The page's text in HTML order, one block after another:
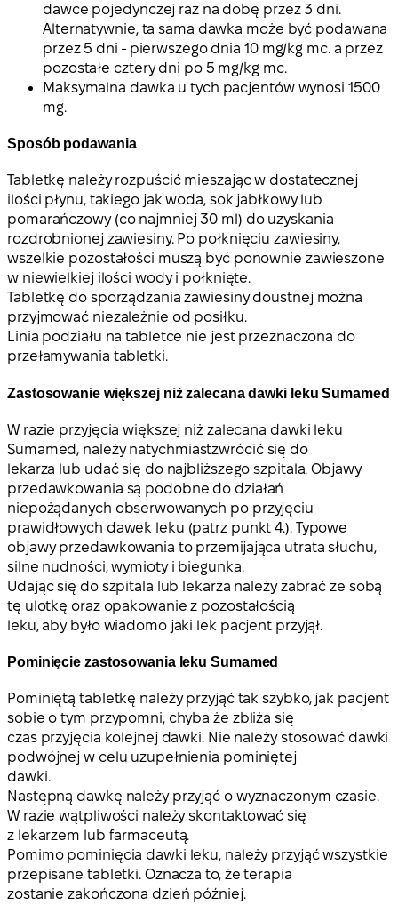
dawce pojedynczej raz na dobę przez 3 dni.
Alternatywnie, ta sama dawka może być podawana
przez 5 dni - pierwszego dnia 10 mg/kg mc. a przez
pozostałe cztery dni po 5 mg/kg mc.
Maksymalna dawka u tych pacjentów wynosi 1500
mg.
Sposób podawania
Tabletkę należy rozpuścić mieszając w dostatecznej
ilości płynu, takiego jak woda, sok jabłkowy lub
pomarańczowy (co najmniej 30 ml) do uzyskania
rozdrobnionej zawiesiny. Po połknięciu zawiesiny,
wszelkie pozostałości muszą być ponownie zawieszone
w niewielkiej ilości wody i połknięte.
Tabletkę do sporządzania zawiesiny doustnej można
przyjmować niezależnie od posiłku.
Linia podziału na tabletce nie jest przeznaczona do
przełamywania tabletki.
Zastosowanie większej niż zalecana dawki leku Sumamed
W razie przyjęcia większej niż zalecana dawki leku
Sumamed, należynatychmiastzwrócić się do
lekarza lub udać się do najbliższego szpitala. Objawy
przedawkowania są podobne do działań
niepożądanych obserwowanych po przyjęciu
prawidłowych dawek leku (patrz punkt 4.). Typowe
objawy przedawkowania to przemijająca utrata słuchu,
silne nudności, wymioty i biegunka.
Udając się do szpitala lub lekarza należy zabrać ze sobą
tę ulotkę oraz opakowanie z pozostałością
leku, aby było wiadomo jaki lek pacjent przyjął.
Pominięcie zastosowania leku Sumamed
Pominiętą tabletkę należy przyjąć tak szybko, jak pacjent
sobie o tym przypomni, chyba że zbliża się
czas przyjęcia kolejnej dawki. Nie należy stosować dawki
podwójnej w celu uzupełnienia pominiętej
dawki.
Następną dawkę należy przyjąć o wyznaczonym czasie.
W razie wątpliwości należy skontaktować się
z lekarzem lub farmaceutą.
Pomimo pominięcia dawki leku, należy przyjąć wszystkie
przepisane tabletki. Oznacza to, że terapia
zostanie zakończona dzień później.